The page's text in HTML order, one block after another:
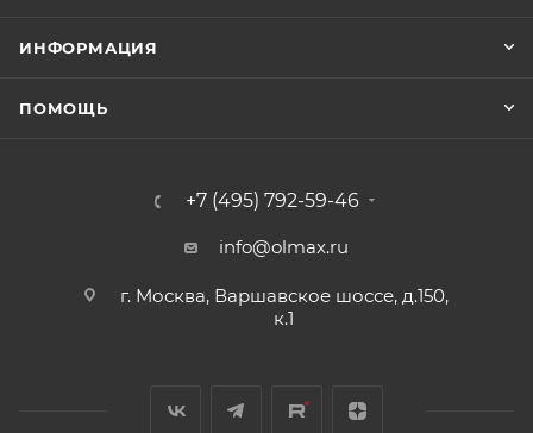
ИНФОРМАЦИЯ
ПОМОЩЬ
+7 (495) 792-59-46
info@olmax.ru
г. Москва, Варшавское шоссе, д.150,
к.1